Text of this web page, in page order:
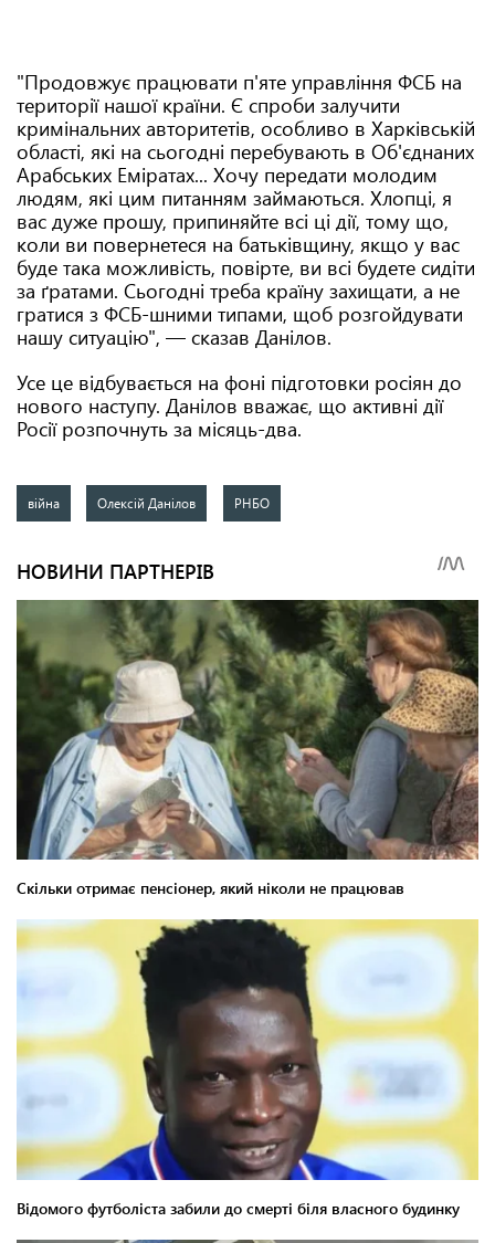
"Продовжує працювати п'яте управління ФСБ на
території нашої країни. Є спроби залучити
кримінальних авторитетів, особливо в Харківській
області, які на сьогодні перебувають в Об'єднаних
Арабських Еміратах... Хочу передати молодим
людям, які цим питанням займаються. Хлопці, я
вас дуже прошу, припиняйте всі ці дії, тому що,
коли ви повернетеся на батьківщину, якщо у вас
буде така можливість, повірте, ви всі будете сидіти
за ґратами. Сьогодні треба країну захищати, а не
гратися з ФСБ-шними типами, щоб розгойдувати
нашу ситуацію", — сказав Данілов.
Усе це відбувається на фоні підготовки росіян до
нового наступу. Данілов вважає, що активні дії
Росії розпочнуть за місяць-два.
війна Олексій Данілов РНБО